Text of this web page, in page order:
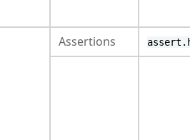
Assertions